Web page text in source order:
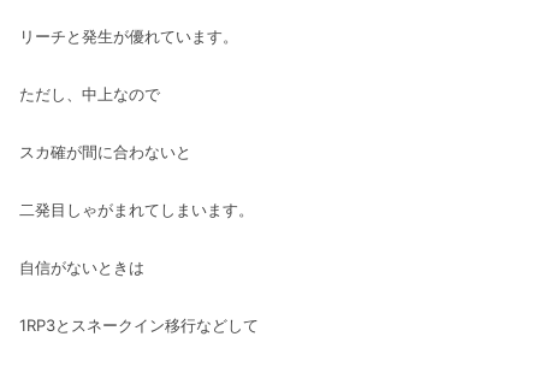
リーチと発生が優れています。
ただし、中上なので
スカ確が間に合わないと
二発目しゃがまれてしまいます。
自信がないときは
1RP3とスネークイン移行などして